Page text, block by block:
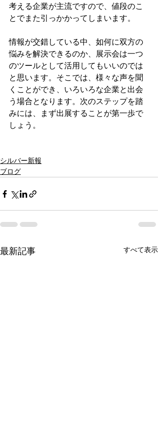
考える企業が主流ですので、値段のこ
とでまた引っかかってしまいます。
情報が交錯している中、如何に双方の
悩みを解決できるのか、展示会は一つ
のツールとして活用してもいいのでは
と思います。そこでは、様々な声を聞
くことができ、いろいろな企業と出会
う場合となります。次のステップを踏
みには、まず出展することが第一歩で
しょう。
シルバー新報
ブログ
最新記事 すべて表示